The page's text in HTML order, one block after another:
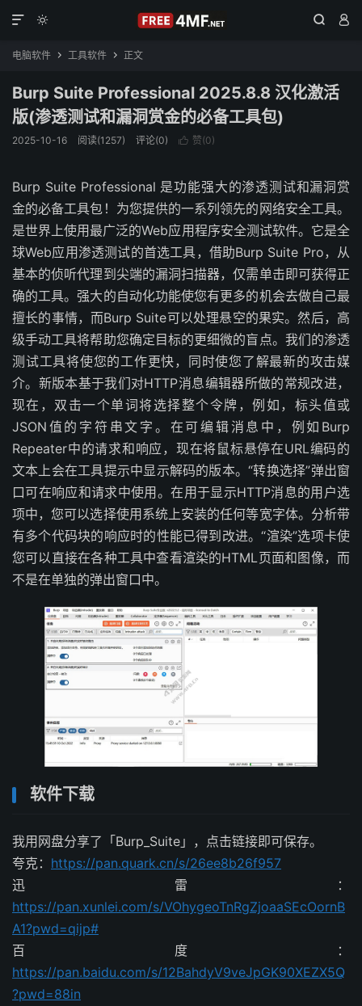
  

电脑软件  工具软件  正文
Burp Suite Professional 2025.8.8 汉化激活
版(渗透测试和漏洞赏金的必备工具包)
2025-10-16 阅读(1257) 评论(0)  赞(0)
Burp Suite Professional 是功能强大的渗透测试和漏洞赏
金的必备工具包！为您提供的一系列领先的网络安全工具。
是世界上使用最广泛的Web应用程序安全测试软件。它是全
球Web应用渗透测试的首选工具，借助Burp Suite Pro，从
基本的侦听代理到尖端的漏洞扫描器，仅需单击即可获得正
确的工具。强大的自动化功能使您有更多的机会去做自己最
擅长的事情，而Burp Suite可以处理悬空的果实。然后，高
级手动工具将帮助您确定目标的更细微的盲点。我们的渗透
测试工具将使您的工作更快，同时使您了解最新的攻击媒
介。新版本基于我们对HTTP消息编辑器所做的常规改进，
现在，双击一个单词将选择整个令牌，例如，标头值或
JSON值的字符串文字。在可编辑消息中，例如Burp
Repeater中的请求和响应，现在将鼠标悬停在URL编码的
文本上会在工具提示中显示解码的版本。“转换选择”弹出窗
口可在响应和请求中使用。在用于显示HTTP消息的用户选
项中，您可以选择使用系统上安装的任何等宽字体。分析带
有多个代码块的响应时的性能已得到改进。“渲染”选项卡使
您可以直接在各种工具中查看渲染的HTML页面和图像，而
不是在单独的弹出窗口中。
软件下载
我用网盘分享了「Burp_Suite」，点击链接即可保存。
夸克： https://pan.quark.cn/s/26ee8b26f957
迅雷：
https://pan.xunlei.com/s/VOhygeoTnRgZjoaaSEcOornB
A1?pwd=qijp#
百度：
https://pan.baidu.com/s/12BahdyV9veJpGK90XEZX5Q
?pwd=88in